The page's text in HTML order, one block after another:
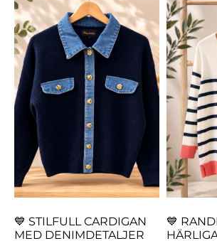
💙 STILFULL CARDIGAN
MED DENIMDETALJER
💙